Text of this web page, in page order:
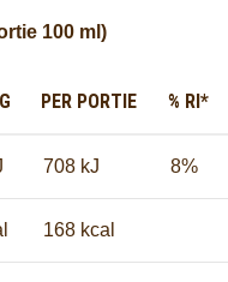
100 ml)
PER PORTIE % RI*
708 kJ 8%
168 kcal